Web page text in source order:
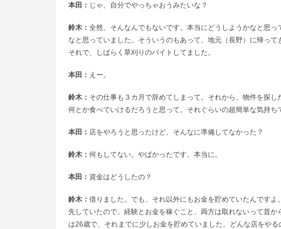
本田： じゃ、自分でやっちゃおうみたいな？
鈴木： 全然、そんなんでもないです。本当にどうしようかなと思
なと思っていました。そういうのもあって、地元（長野）に帰って
それで、しばらく草刈りのバイトしてました。
本田： えー。
鈴木： その仕事も３カ月で辞めてしまって。それから、物件を探し
何とか食べていけるだろうと思って。それぐらいの超簡単な気持ち
本田： 店をやろうと思ったけど、そんなに準備してなかった？
鈴木： 何もしてない。やばかったです、本当に。
本田： 資金はどうしたの？
鈴木： 借りました。でも、それ以外にもお金を貯めていたんです
先していたので。経験とお金を稼ぐこと、両方は取れないって昔
は26歳で、それまでに少しお金を貯めていました。どんな店をや